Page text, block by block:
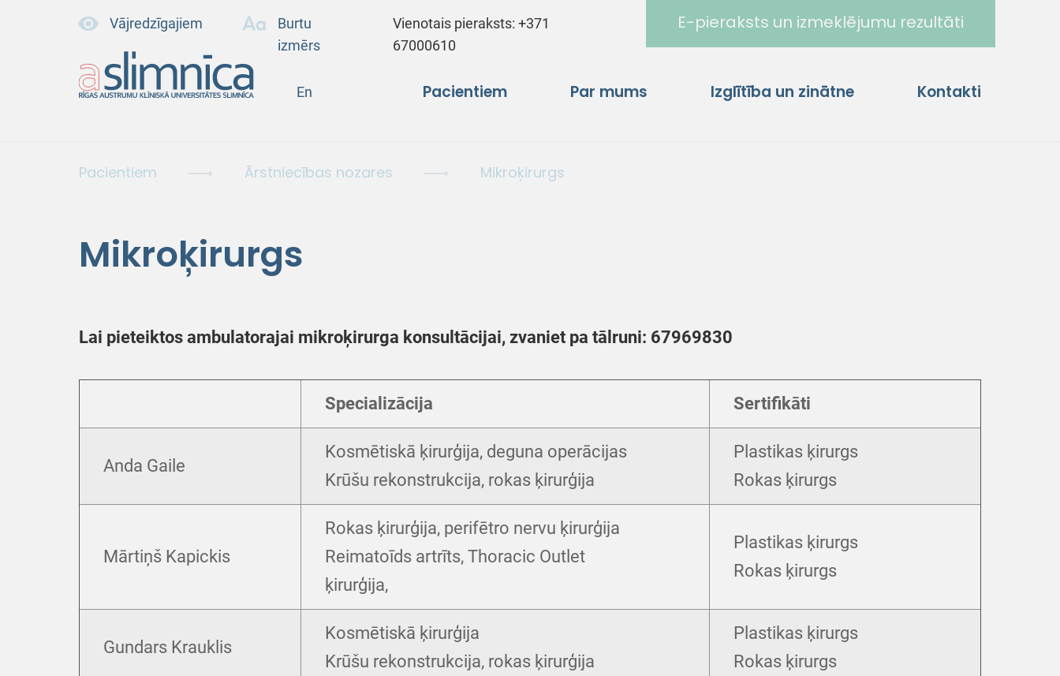
Vājredzīgajiem
Burtu
izmērs
Vienotais pieraksts:+371
67000610
E-pieraksts un izmeklējumu rezultāti
En Pacientiem Par mums Izglītība un zinātne Kontakti
Pacientiem Ārstniecības nozares Mikroķirurgs
Mikroķirurgs
Lai pieteiktos ambulatorajai mikroķirurga konsultācijai, zvaniet pa tālruni: 67969830
Specializācija Sertifikāti
Anda Gaile
Kosmētiskā ķirurģija, deguna operācijas
Krūšu rekonstrukcija, rokas ķirurģija
Plastikas ķirurgs
Rokas ķirurgs
Mārtiņš Kapickis
Rokas ķirurģija, perifētro nervu ķirurģija
Reimatoīds artrīts, Thoracic Outlet
ķirurģija,
Plastikas ķirurgs
Rokas ķirurgs
Gundars Krauklis
Kosmētiskā ķirurģija
Krūšu rekonstrukcija, rokas ķirurģija
Plastikas ķirurgs
Rokas ķirurgs